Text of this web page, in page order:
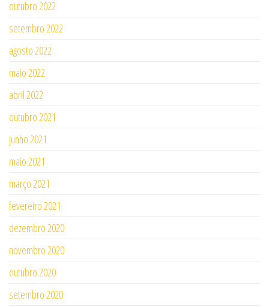
outubro 2022
setembro 2022
agosto 2022
maio 2022
abril 2022
outubro 2021
junho 2021
maio 2021
março 2021
fevereiro 2021
dezembro 2020
novembro 2020
outubro 2020
setembro 2020